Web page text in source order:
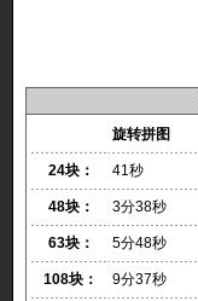
旋转拼图
24块： 41秒
48块： 3分38秒
63块： 5分48秒
108块： 9分37秒